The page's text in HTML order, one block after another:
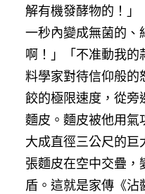
解有機發酵物的！」
一秒內變成無菌的、
啊！」「不准動我
料學家對待信仰般的
餃的極限速度，從旁
麵皮。麵皮被他用氣
大成直徑三公尺的巨
張麵皮在空中交疊
盾。這就是家傳《沾